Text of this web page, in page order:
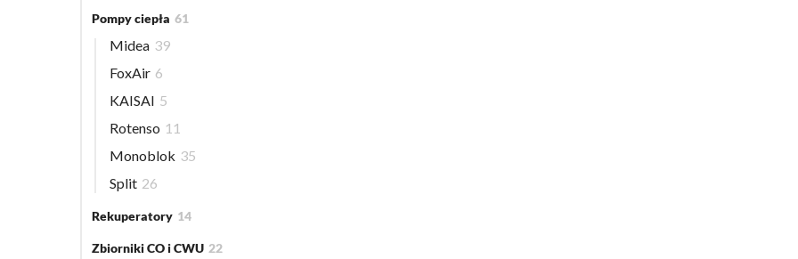
Pompy ciepła 61
Midea 39
FoxAir 6
KAISAI 5
Rotenso 11
Monoblok 35
Split 26
Rekuperatory 14
Zbiorniki CO i CWU 22